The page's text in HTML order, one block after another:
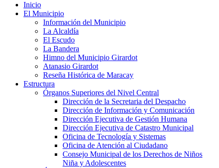
Inicio
El Municipio
Información del Municipio
La Alcaldía
El Escudo
La Bandera
Himno del Municipio Girardot
Atanasio Girardot
Reseña Histórica de Maracay
Estructura
Órganos Superiores del Nivel Central
Dirección de la Secretaria del Despacho
Dirección de Información y Comunicación
Dirección Ejecutiva de Gestión Humana
Dirección Ejecutiva de Catastro Municipal
Oficina de Tecnología y Sistemas
Oficina de Atención al Ciudadano
Consejo Municipal de los Derechos de Niños
Niña y Adolescentes